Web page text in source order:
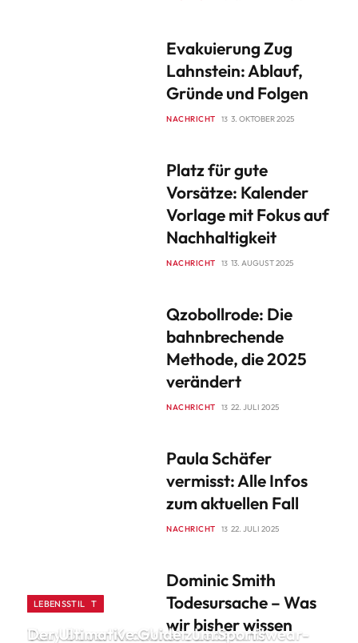
Evakuierung Zug
Lahnstein: Ablauf,
Gründe und Folgen
NACHRICHT 3. OKTOBER 2025
Platz für gute
Vorsätze: Kalender
Vorlage mit Fokus auf
Nachhaltigkeit
NACHRICHT 13. AUGUST 2025
Qzobollrode: Die
bahnbrechende
Methode, die 2025
verändert
NACHRICHT 22. JULI 2025
Paula Schäfer
vermisst: Alle Infos
zum aktuellen Fall
NACHRICHT 22. JULI 2025
Dominic Smith
Todesursache – Was
wir bisher wissen
BERÜHMTHEIT
Tony Bauer Krankheit: Leben mit
LEBENSSTIL
Der Ultimative Guide zum Sportswear-